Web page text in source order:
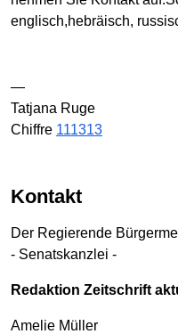
englisch,hebräisch,
—
Tatjana Ruge
Chiffre 111313
Kontakt
Der Regierende
- Senatskanzlei -
Redaktion Zeitschrift
Amelie Müller